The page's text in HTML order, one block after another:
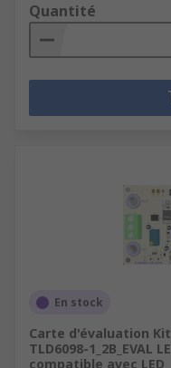
Quantité
En stock
Carte d'évaluation
TLD6098-1_2B_EVAL
compatible avec LED